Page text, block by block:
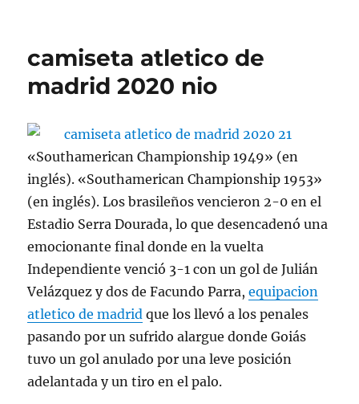
camiseta atletico de
madrid 2020 nio
«Southamerican Championship 1949» (en
inglés). «Southamerican Championship 1953»
(en inglés). Los brasileños vencieron 2-0 en el
Estadio Serra Dourada, lo que desencadenó una
emocionante final donde en la vuelta
Independiente venció 3-1 con un gol de Julián
Velázquez y dos de Facundo Parra,equipacion
atletico de madrid que los llevó a los penales
pasando por un sufrido alargue donde Goiás
tuvo un gol anulado por una leve posición
adelantada y un tiro en el palo.